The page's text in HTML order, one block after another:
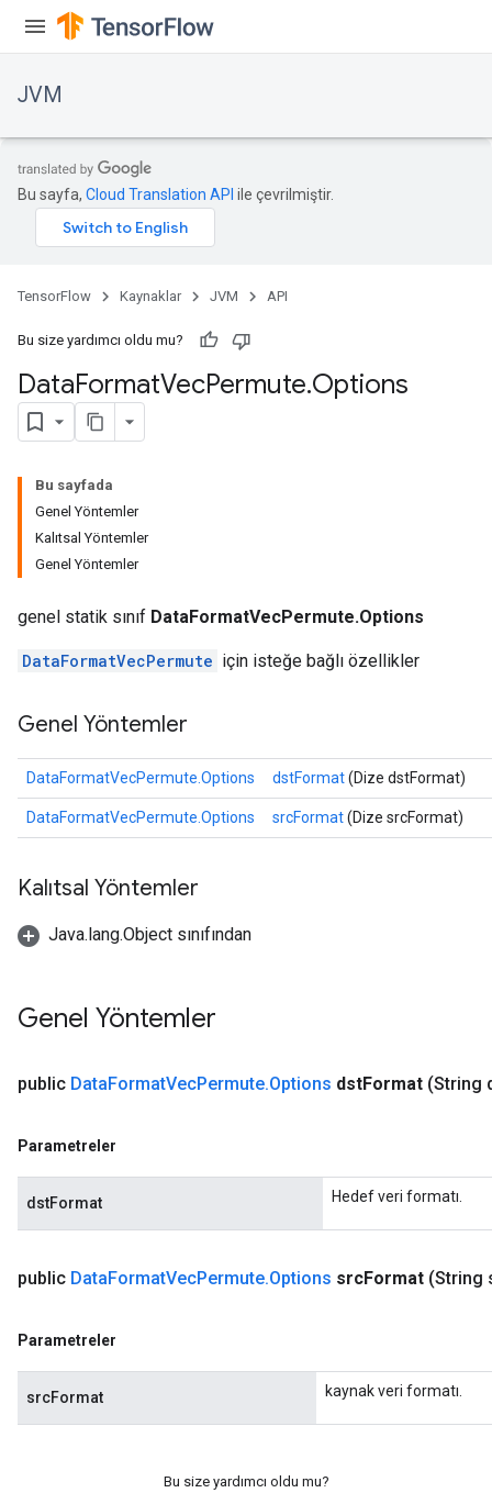
JVM
Bu sayfa, Cloud Translation API ile çevrilmiştir.
TensorFlow Kaynaklar JVM API
Bu size yardımcı oldu mu?
DataFormatVecPermute.Options
Bu sayfada
Genel Yöntemler
Kalıtsal Yöntemler
Genel Yöntemler
genel statik sınıf DataFormatVecPermute.Options
DataFormatVecPermute için isteğe bağlı özellikler
Genel Yöntemler
DataFormatVecPermute.Options dstFormat(Dize dstFormat)
DataFormatVecPermute.Options srcFormat(Dize srcFormat)
Kalıtsal Yöntemler
Java.lang.Object sınıfından
Genel Yöntemler
public DataFormatVecPermute.Options dstFormat (String
Parametreler
dstFormat Hedef veri formatı.
public DataFormatVecPermute.Options srcFormat (String
Parametreler
srcFormat kaynak veri formatı.
Bu size yardımcı oldu mu?